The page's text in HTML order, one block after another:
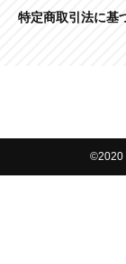
特定商取引法に基
©2020